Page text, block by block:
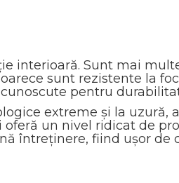
interioară. Sunt mai
sunt rezistente la
pentru
extreme și la uzură,
un nivel ridicat de
întreținere, fiind ușor de